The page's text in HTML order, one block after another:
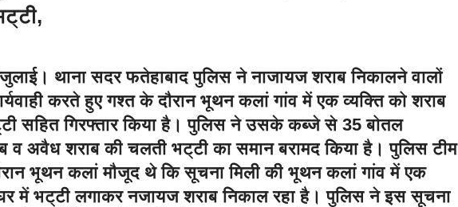
थाना सदर फतेहाबाद पुलिस ने नाजायज शराब निकालने वालों
करते हुए गश्त के दौरान भूथन कलां गांव में एक व्यक्ति को शराब
सहित गिरफ्तार किया है। पुलिस ने उसके कब्जे से 35 बोतल
व अवैध शराब की चलती भट्टी का समान बरामद किया है। पुलिस टीम
भूथन कलां मौजूद थे कि सूचना मिली की भूथन कलां गांव में एक
में भट्टी लगाकर नजायज शराब निकाल रहा है। पुलिस ने इस सूचना